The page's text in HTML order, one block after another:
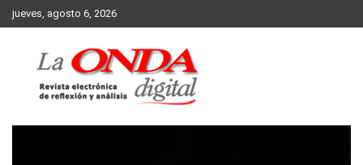
Skip
to
jueves, agosto 6, 2026